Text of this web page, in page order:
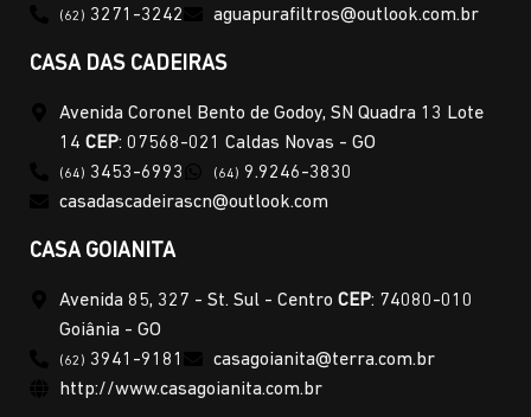
(62) 3271-3242 aguapurafiltros@outlook.com.br
CASA DAS CADEIRAS
Avenida Coronel Bento de Godoy, SN Quadra 13 Lote
14 CEP: 07568-021 Caldas Novas - GO
(64) 3453-6993 (64) 9.9246-3830
casadascadeirascn@outlook.com
CASA GOIANITA
Avenida 85, 327 - St. Sul - Centro CEP: 74080-010
Goiânia - GO
(62) 3941-9181
casagoianita@terra.com.br
http://www.casagoianita.com.br